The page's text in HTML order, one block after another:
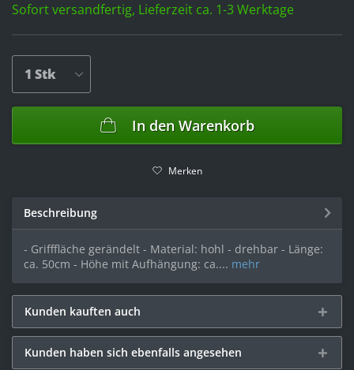
Sofort versandfertig, Lieferzeit ca. 1-3 Werktage
In den Warenkorb
Merken
Beschreibung
- Grifffläche gerändelt - Material: hohl - drehbar - Länge:
ca. 50cm - Höhe mit Aufhängung: ca.... mehr
Kunden kauften auch
Kunden haben sich ebenfalls angesehen